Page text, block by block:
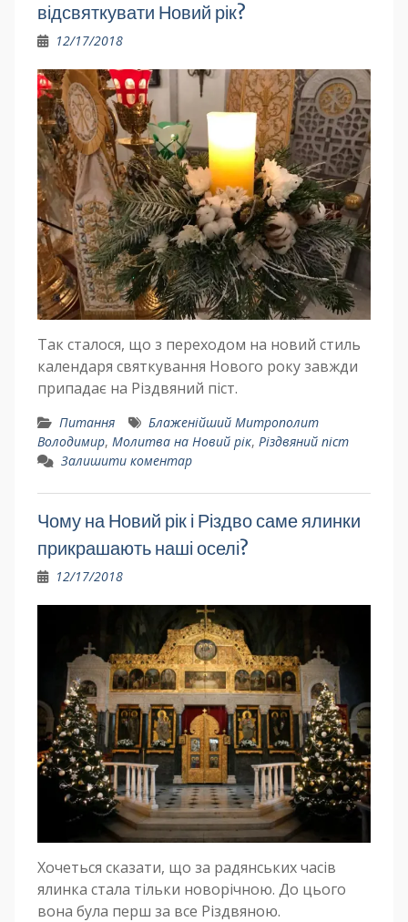
відсвяткувати Новий рік?
12/17/2018
Так сталося, що з переходом на новий стиль
календаря святкування Нового року завжди
припадає на Різдвяний піст.
Питання
Блаженійший Митрополит
Володимир, Молитва на Новий рік, Різдвяний піст
Залишити коментар
Чому на Новий рік і Різдво саме ялинки
прикрашають наші оселі?
12/17/2018
Хочеться сказати, що за радянських часів
ялинка стала тільки новорічною. До цього
вона була перш за все Різдвяною.